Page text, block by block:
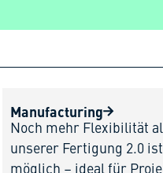
Manufacturing
Noch mehr Flexibilität
unserer Fertigung 2.0
möglich – ideal für